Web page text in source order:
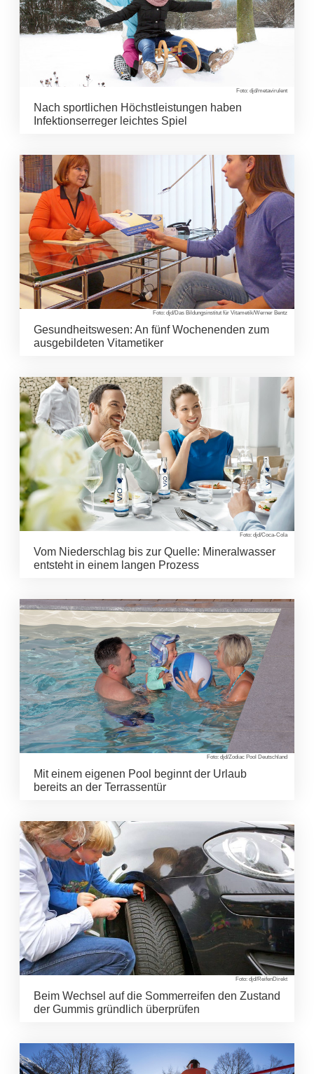
Foto: djd/metavirulent
Nach sportlichen Höchstleistungen haben
Infektionserreger leichtes Spiel
Foto: djd/Das Bildungsinstitut für Vitametik/Werner Bentz
Gesundheitswesen: An fünf Wochenenden zum
ausgebildeten Vitametiker
Foto: djd/Coca-Cola
Vom Niederschlag bis zur Quelle: Mineralwasser
entsteht in einem langen Prozess
Foto: djd/Zodiac Pool Deutschland
Mit einem eigenen Pool beginnt der Urlaub
bereits an der Terrassentür
Foto: djd/ReifenDirekt
Beim Wechsel auf die Sommerreifen den Zustand
der Gummis gründlich überprüfen